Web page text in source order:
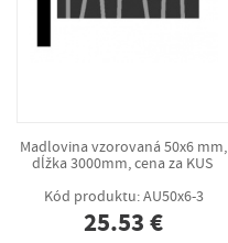
Madlovina vzorovaná 50x6 mm,
dĺžka 3000mm, cena za KUS
Kód produktu: AU50x6-3
25.53 €